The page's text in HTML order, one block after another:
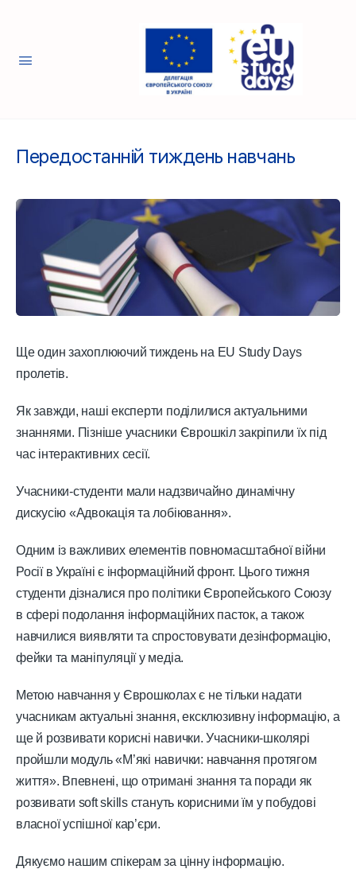
Передостанній тиждень навчань
Ще один захоплюючий тиждень на EU Study Days
пролетів.
Як завжди, наші експерти поділилися актуальними
знаннями. Пізніше учасники Єврошкіл закріпили їх під
час інтерактивних сесії.
Учасники-студенти мали надзвичайно динамічну
дискусію «Адвокація та лобіювання».
Одним із важливих елементів повномасштабної війни
Росії в Україні є інформаційний фронт. Цього тижня
студенти дізналися про політики Європейського Союзу
в сфері подолання інформаційних пасток, а також
навчилися виявляти та спростовувати дезінформацію,
фейки та маніпуляції у медіа.
Метою навчання у Єврошколах є не тільки надати
учасникам актуальні знання, ексклюзивну інформацію, а
ще й розвивати корисні навички. Учасники-школярі
пройшли модуль «М’які навички: навчання протягом
життя». Впевнені, що отримані знання та поради як
розвивати soft skills стануть корисними їм у побудові
власної успішної кар’єри.
Дякуємо нашим спікерам за цінну інформацію.